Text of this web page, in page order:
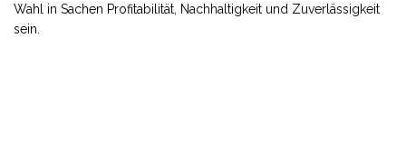
Wahl in Sachen Profitabilität, Nachhaltigkeit und Zuverlässigkeit
sein.